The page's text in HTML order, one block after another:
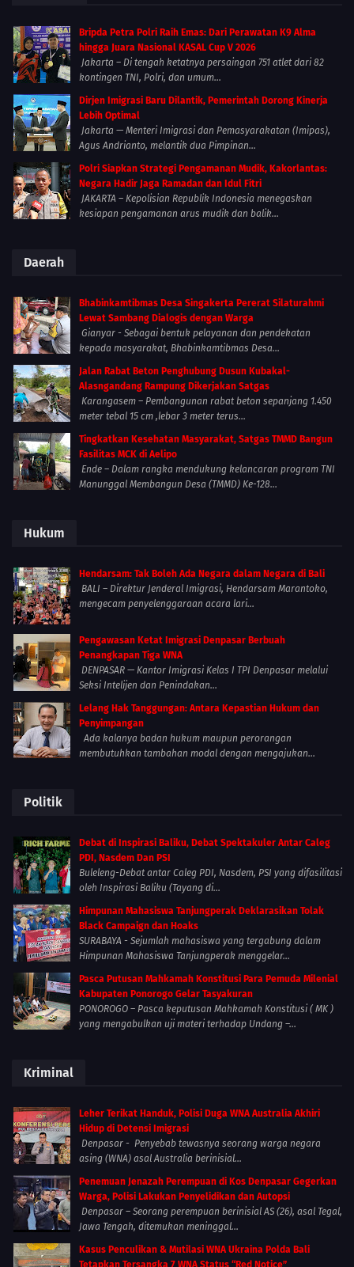
Bripda Petra Polri Raih Emas: Dari Perawatan K9 Alma
hingga Juara Nasional KASAL Cup V 2026
Jakarta – Di tengah ketatnya persaingan 751 atlet dari 82
kontingen TNI, Polri, dan umum...
Dirjen Imigrasi Baru Dilantik, Pemerintah Dorong Kinerja
Lebih Optimal
Jakarta — Menteri Imigrasi dan Pemasyarakatan (Imipas),
Agus Andrianto, melantik dua Pimpinan...
Polri Siapkan Strategi Pengamanan Mudik, Kakorlantas:
Negara Hadir Jaga Ramadan dan Idul Fitri
JAKARTA – Kepolisian Republik Indonesia menegaskan
kesiapan pengamanan arus mudik dan balik...
Daerah
Bhabinkamtibmas Desa Singakerta Pererat Silaturahmi
Lewat Sambang Dialogis dengan Warga
Gianyar - Sebagai bentuk pelayanan dan pendekatan
kepada masyarakat, Bhabinkamtibmas Desa...
Jalan Rabat Beton Penghubung Dusun Kubakal-
Alasngandang Rampung Dikerjakan Satgas
Karangasem – Pembangunan rabat beton sepanjang 1.450
meter tebal 15 cm ,lebar 3 meter terus...
Tingkatkan Kesehatan Masyarakat, Satgas TMMD Bangun
Fasilitas MCK di Aelipo
Ende – Dalam rangka mendukung kelancaran program TNI
Manunggal Membangun Desa (TMMD) Ke-128...
Hukum
Hendarsam: Tak Boleh Ada Negara dalam Negara di Bali
BALI – Direktur Jenderal Imigrasi, Hendarsam Marantoko,
mengecam penyelenggaraan acara lari...
Pengawasan Ketat Imigrasi Denpasar Berbuah
Penangkapan Tiga WNA
DENPASAR — Kantor Imigrasi Kelas I TPI Denpasar melalui
Seksi Intelijen dan Penindakan...
Lelang Hak Tanggungan: Antara Kepastian Hukum dan
Penyimpangan
Ada kalanya badan hukum maupun perorangan
membutuhkan tambahan modal dengan mengajukan...
Politik
Debat di Inspirasi Baliku, Debat Spektakuler Antar Caleg
PDI, Nasdem Dan PSI
Buleleng-Debat antar Caleg PDI, Nasdem, PSI yang difasilitasi
oleh Inspirasi Baliku (Tayang di...
Himpunan Mahasiswa Tanjungperak Deklarasikan Tolak
Black Campaign dan Hoaks
SURABAYA - Sejumlah mahasiswa yang tergabung dalam
Himpunan Mahasiswa Tanjungperak menggelar...
Pasca Putusan Mahkamah Konstitusi Para Pemuda Milenial
Kabupaten Ponorogo Gelar Tasyakuran
PONOROGO – Pasca keputusan Mahkamah Konstitusi ( MK )
yang mengabulkan uji materi terhadap Undang –...
Kriminal
Leher Terikat Handuk, Polisi Duga WNA Australia Akhiri
Hidup di Detensi Imigrasi
Denpasar - Penyebab tewasnya seorang warga negara
asing (WNA) asal Australia berinisial...
Penemuan Jenazah Perempuan di Kos Denpasar Gegerkan
Warga, Polisi Lakukan Penyelidikan dan Autopsi
Denpasar – Seorang perempuan berinisial AS (26), asal Tegal,
Jawa Tengah, ditemukan meninggal...
Kasus Penculikan & Mutilasi WNA Ukraina Polda Bali
Tetapkan Tersangka 7 WNA Status “Red Notice”